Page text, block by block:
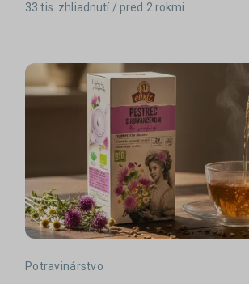
33 tis. zhliadnutí / pred 2 rokmi
Potravinárstvo